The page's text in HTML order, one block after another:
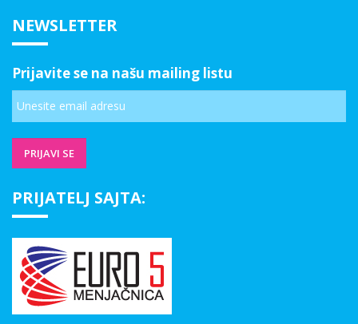
NEWSLETTER
Prijavite se na našu mailing listu
PRIJATELJ SAJTA: